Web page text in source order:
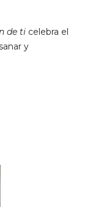
de ti celebra el
y